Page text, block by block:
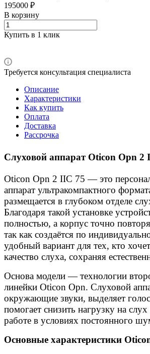
195000 ₽
В корзину
Купить в 1 клик
Требуется консультация специалиста
Описание
Характеристики
Как купить
Оплата
Доставка
Рассрочка
Слуховой аппарат Oticon Opn 2
Oticon Opn 2 IIC 75 — это
аппарат ультракомпактного
размещается в глубоком отделе
Благодаря такой установке
полностью, а корпус точно
так как создаётся по
удобный вариант для тех, кто
качество слуха, сохраняя
Основа модели — технологии
линейки Oticon Opn. Слуховой
окружающие звуки, выделяет
помогает снизить нагрузку на
работе в условиях постоянного
Основные характеристики